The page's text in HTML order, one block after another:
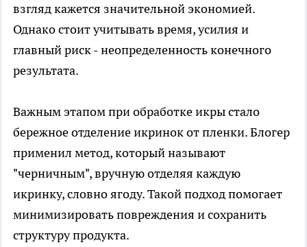
взгляд кажется значительной экономией.
Однако стоит учитывать время, усилия и
главный риск - неопределенность конечного
результата.
Важным этапом при обработке икры стало
бережное отделение икринок от пленки. Блогер
применил метод, который называют
"черничным", вручную отделяя каждую
икринку, словно ягоду. Такой подход помогает
минимизировать повреждения и сохранить
структуру продукта.